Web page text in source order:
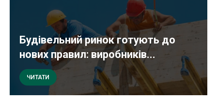
Будівельний ринок готують до
нових правил: виробників...
ЧИТАТИ